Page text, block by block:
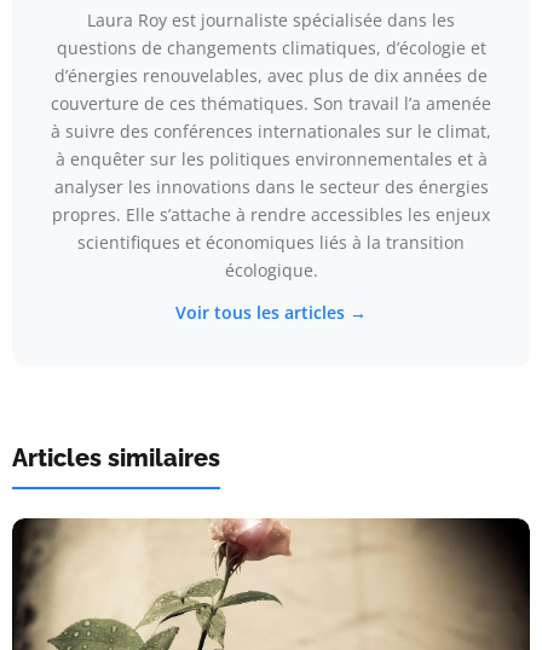
Laura Roy est journaliste spécialisée dans les
questions de changements climatiques, d’écologie et
d’énergies renouvelables, avec plus de dix années de
couverture de ces thématiques. Son travail l’a amenée
à suivre des conférences internationales sur le climat,
à enquêter sur les politiques environnementales et à
analyser les innovations dans le secteur des énergies
propres. Elle s’attache à rendre accessibles les enjeux
scientifiques et économiques liés à la transition
écologique.
Voir tous les articles →
Articles similaires